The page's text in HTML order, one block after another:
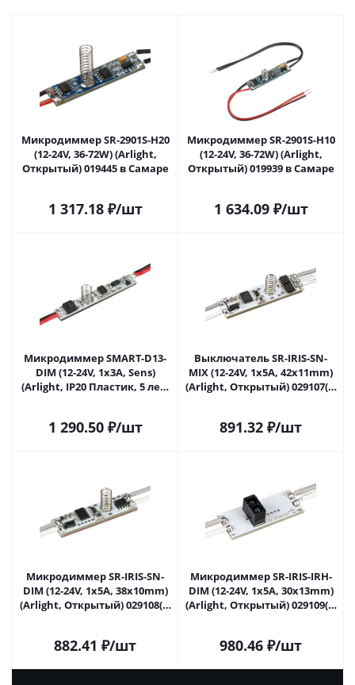
Микродиммер SR-2901S-H20
(12-24V, 36-72W) (Arlight,
Открытый) 019445 в Самаре
1 317.18₽/шт
Микродиммер SR-2901S-H10
(12-24V, 36-72W) (Arlight,
Открытый) 019939 в Самаре
1 634.09₽/шт
Микродиммер SMART-D13-
DIM (12-24V, 1x3A, Sens)
(Arlight, IP20 Пластик, 5 лет)
1 290.50₽/шт
Выключатель SR-IRIS-SN-
MIX (12-24V, 1x5A, 42x11mm)
(Arlight, Открытый) 029107(2)
891.32 ₽/шт
Микродиммер SR-IRIS-SN-
DIM (12-24V, 1x5A, 38x10mm)
(Arlight, Открытый) 029108(2)
882.41 ₽/шт
Микродиммер SR-IRIS-IRH-
DIM (12-24V, 1x5A, 30x13mm)
(Arlight, Открытый) 029109(2)
980.46 ₽/шт